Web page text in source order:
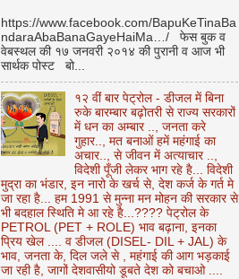
https://www.facebook.com/BapuKeTinaBa
ndaraAbaBanaGayeHaiMa…/ फेस बुक व
वेबस्थल की १७ जनवरी २०१४ की पुरानी व आज भी
सार्थक पोस्ट बो...
१२ वीं बार पेट्रोल - डीजल में बिना
रुके बारम्बार बढ़ोतरी से राज्य सरकारों
में धन का अम्बार .., जनता करे
गुहार.., मत बनाओं हमें महंगाई का
अचार.., से जीवन में अत्याचार ..,
विदेशी पूँजी लेकर भाग रहे है... विदेशी
मुद्रा का भंडार, इन नारो के खर्च से, देश कर्ज के गर्त मे
जा रहा है... हम 1991 से मुन्ना मन मोहन की सरकार से
भी बदहाल स्थिति मे आ रहे है...???? पेट्रोल के
PETROL (PET + ROLE) भाव बढ़ाना, इनका
प्रिय खेल .... व डीजल (DISEL- DIL + JAL) के
भाव, जनता के, दिल जले से , महंगाई की आग भड़काई
जा रही है, जागों देशवासीयो डूबते देश को बचाओ ....